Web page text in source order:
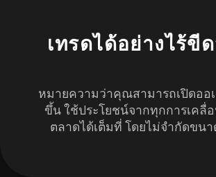
เทรดได้อย่างไร้ขี
หมายความว่าคุณสามารถเปิดออ
ขึ้น ใช้ประโยชน์จากทุกการเคลื่
ตลาดได้เต็มที่ โดยไม่จำกัดขนา